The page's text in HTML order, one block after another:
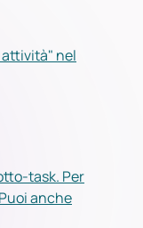
nel
task. Per
anche